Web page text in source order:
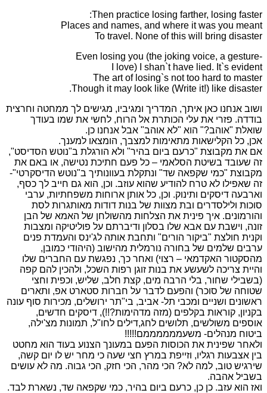
Then practice losing farther, losing faster:
Places and names, and where it was you meant
To travel. None of this will bring disaster
-Even losing you (the joking voice, a gesture
I love) I shan`t have lied. It`s evident
The art of losing`s not too hard to master
Though it may look like (Write it!) like disaster.
ושוב אנחנו כאן איתך, המדריך ומגיביו, מגישים לך ממחטה וחרצית
בודדה. פזרי את עלי הכותרת אל הרוח, לחשי את שמו בעודך
שואלת "אוהב?" הוא "לא אוהב" אבל אנחנו כן.
אכן, כל הקלישאות מתאימות למצבך, הומצאו למענך.
אם את מקבוצת "כרעם ביום בהיר" ולא הורגלת ב"נוטש הסדיסט",
זה שעובד בשיטת הסלאמי – כל פעם חתיכת נטישה, או באם את
מקבוצת "כמי שקפאה שד" ונתקלת בעוונותיך ב"נוטש הדיסקרטי"-
זה שאפילו לא טרח להודיע שהוא עוזב. וכן, הוא גם חייב לך כסף,
וארבעה דיסקים ותינוק. וכן, כל אותן ארוחות משפחתיות, ערבי
סוכות ולילסדרים ובת מצוות של בנות דודות מאותגרות לסת
והורמונים. איך פינית את הצלחות מהשולחן של האמא של הבן
זונה, וישבת עם אבא שלו בסלון ודיברתם על פוליטיקה ומצבות
וקנית חולצת "ביקור הורים" ותחבת אותה לג'ינס והעמדת פנים
ערבים שלמים של בחורה נורמלית מהישוב (היהודי כמובן,
מהסקטור האקדמאי – רצוי) ואחר כך, נפגשת עם החברים שלו
והיית צריכה לשעשע את בנות זוגן רפות השכל, ולהכין להם קפה
(בשבילי שחור, בלי הרבה מים, קצת חלב, שליש, וכפית וחצי
שטוחה של סוכר) והפעם לדבר על חברות סטארט אפ, ותארים
ראשונים ושניים ומכבי תל- אביב, בי"תר ירושלים, מכירות סוף עונה
בקניון, קוראות בקלפים (מזה מדהימות?!!), דיסקים חדשים,
אוספים משולשים, תלושים לחג,דילים לחו"ל, תמונות מצ'ילה,
ביטוח מנהלים- משעממממממם!!!!!
ולאחר שפינית את הכוסות הפעם במעונך הצנוע בעוד הוא מחטט
בין אצבעות רגליו, וזייפת במרץ חצי שעה כי מחר יש לו יום קשה,
שירגיש טוב, למה לא? הכי מהר, הכי חזק, הכי גבוה. מה לא עושים
בשביל אהבה.
ואז הוא עזב. כן כן, כרעם ביום בהיר, כמי שקפאה שד, נשארת לבד.